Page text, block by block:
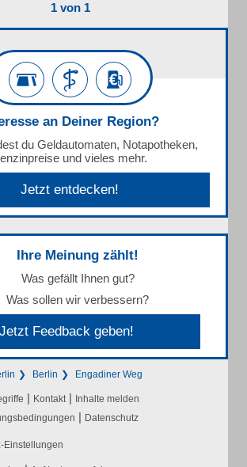
1 von 1
an Deiner Region?
du Geldautomaten, Notapotheken,
und vieles mehr.
Jetzt entdecken!
Ihre Meinung zählt!
Was gefällt Ihnen gut?
Was sollen wir verbessern?
Jetzt Feedback geben!
Berlin Engadiner Weg
| Kontakt | Inhalte melden
| Datenschutz
Einstellungen